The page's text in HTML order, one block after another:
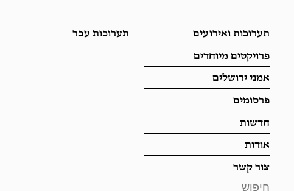
תערוכות ואירועים
פרויקטים מיוחדים
אמני ירושלים
פרסומים
חדשות
אודות
צור קשר
תערוכות עבר